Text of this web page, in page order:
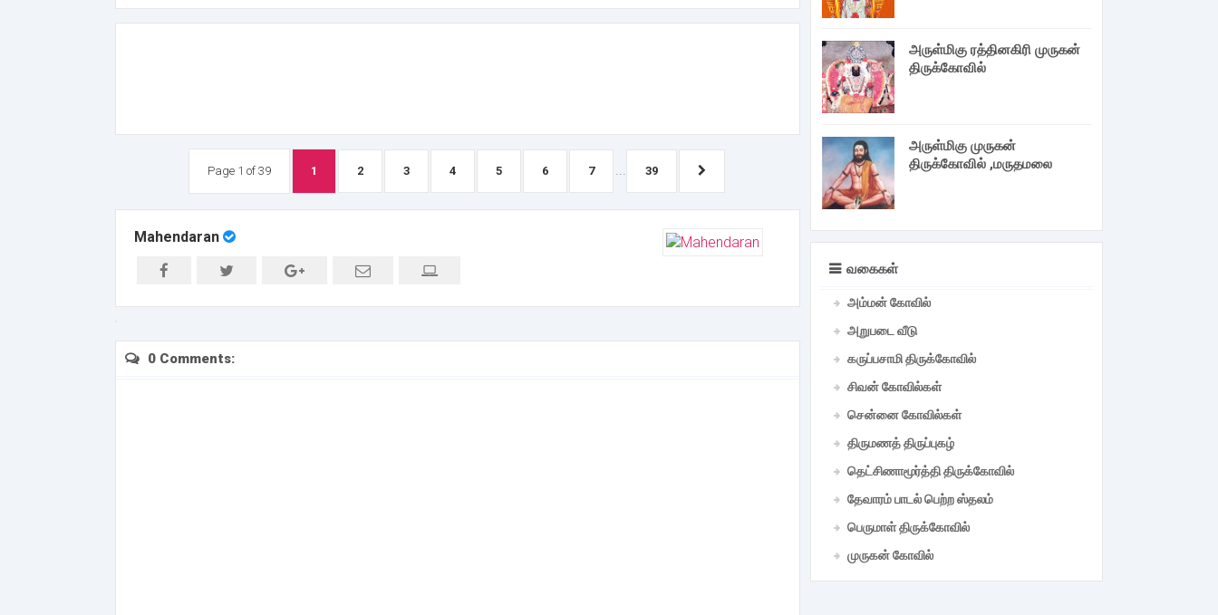
Page 1 of 39 1 2 3 4 5 6 7 ... 39
Mahendaran
0 Comments:
அருள்மிகு ரத்தினகிரி முருகன்
திருக்கோவில்
அருள்மிகு முருகன்
திருக்கோவில் ,மருதமலை
வகைகள்
அம்மன் கோவில்
அறுபடை வீடு
கருப்பசாமி திருக்கோவில்
சிவன் கோவில்கள்
சென்னை கோவில்கள்
திருமணத் திருப்புகழ்
தெட்சிணாமூர்த்தி திருக்கோவில்
தேவாரம் பாடல் பெற்ற ஸ்தலம்
பெருமாள் திருக்கோவில்
முருகன் கோவில்